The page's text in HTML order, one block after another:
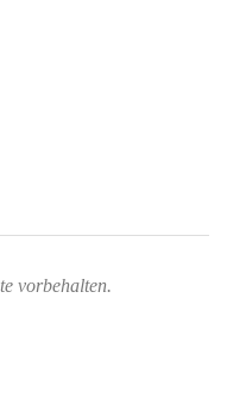
vorbehalten.